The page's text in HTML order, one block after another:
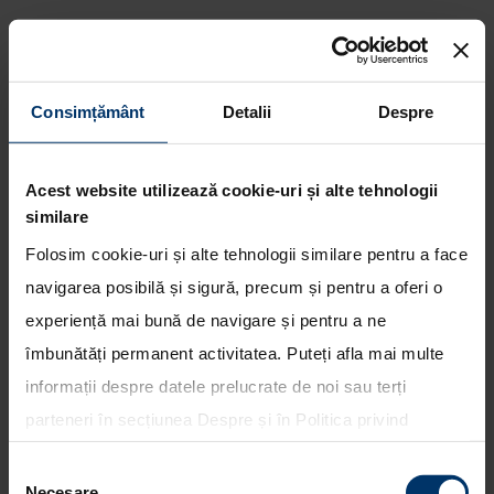
Consimțământ Detalii Despre
Acest website utilizează cookie-uri și alte tehnologii
similare
Folosim cookie-uri și alte tehnologii similare pentru a face
navigarea posibilă și sigură, precum și pentru a oferi o
experiență mai bună de navigare și pentru a ne
îmbunătăți permanent activitatea. Puteți afla mai multe
informații despre datele prelucrate de noi sau terți
parteneri în secțiunea Despre și în Politica privind
toate cookie-urile, una sau mai multe categorii sau să
Nino Frison este noul director
tehnic al Hyundai Motorsport